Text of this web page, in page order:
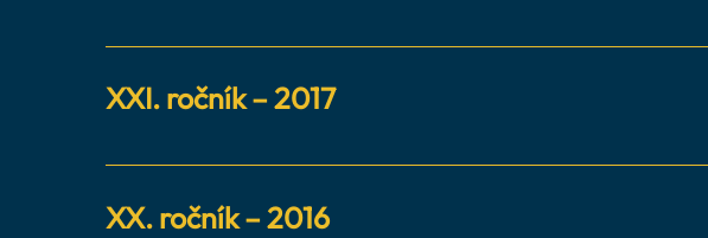
Hotelier roka: Tiago Viganó (Hotel Elizabeth Trenčín)
XXI. ročník – 2017
Hotelier roka: Sylvia Holopová (Hotel Hviezdoslav
XX. ročník – 2016